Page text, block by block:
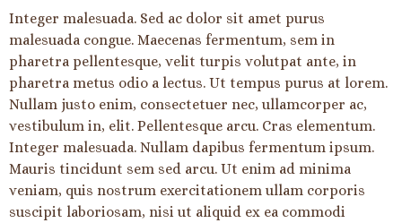
Integer malesuada. Sed ac dolor sit amet purus
malesuada congue. Maecenas fermentum, sem in
pharetra pellentesque, velit turpis volutpat ante, in
pharetra metus odio a lectus. Ut tempus purus at lorem.
Nullam justo enim, consectetuer nec, ullamcorper ac,
vestibulum in, elit. Pellentesque arcu. Cras elementum.
Integer malesuada. Nullam dapibus fermentum ipsum.
Mauris tincidunt sem sed arcu. Ut enim ad minima
veniam, quis nostrum exercitationem ullam corporis
suscipit laboriosam, nisi ut aliquid ex ea commodi